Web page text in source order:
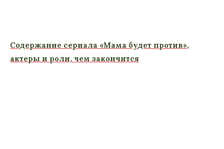
Содержание сериала «Мама будет против»,
актеры и роли, чем закончится